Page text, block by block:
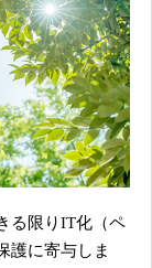
る限りIT化（ペ
護に寄与しま